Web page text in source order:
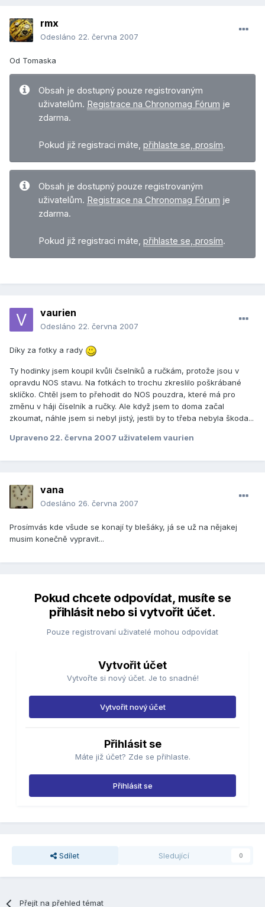
rmx
Odesláno 22. června 2007
Od Tomaska
Obsah je dostupný pouze registrovaným
uživatelům. Registrace na Chronomag Fórum je
zdarma.
Pokud již registraci máte, přihlaste se, prosím.
Obsah je dostupný pouze registrovaným
uživatelům. Registrace na Chronomag Fórum je
zdarma.
Pokud již registraci máte, přihlaste se, prosím.
vaurien
Odesláno 22. června 2007
Díky za fotky a rady
Ty hodinky jsem koupil kvůli čselníků a ručkám, protože jsou v
opravdu NOS stavu. Na fotkách to trochu zkreslilo poškrábané
sklíčko. Chtěl jsem to přehodit do NOS pouzdra, které má pro
změnu v háji číselník a ručky. Ale když jsem to doma začal
zkoumat, náhle jsem si nebyl jistý, jestli by to třeba nebyla škoda...
Upraveno 22. června 2007 uživatelem vaurien
vana
Odesláno 26. června 2007
Prosímvás kde všude se konají ty blešáky, já se už na nějakej
musim konečně vypravit...
Pokud chcete odpovídat, musíte se
přihlásit nebo si vytvořit účet.
Pouze registrovaní uživatelé mohou odpovídat
Vytvořit účet
Vytvořte si nový účet. Je to snadné!
Vytvořit nový účet
Přihlásit se
Máte již účet? Zde se přihlaste.
Přihlásit se
Sdílet Sledující 0
Přejít na přehled témat